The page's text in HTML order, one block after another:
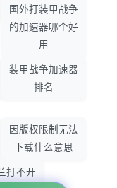
国外打装甲战争
的加速器哪个好
用
装甲战争加速器
排名
因版权限制无法
下载什么意思
打不开